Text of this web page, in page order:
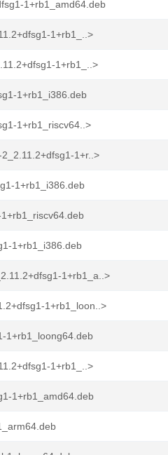
1+rb1_amd64.deb
1+rb1_..>
1+rb1_..>
1+rb1_i386.deb
1+rb1_riscv64..>
1+r..>
1+rb1_i386.deb
1+rb1_i386.deb
1+rb1_a..>
1+rb1_loon..>
1+rb1_loong64.deb
1+rb1_..>
1+rb1_amd64.deb